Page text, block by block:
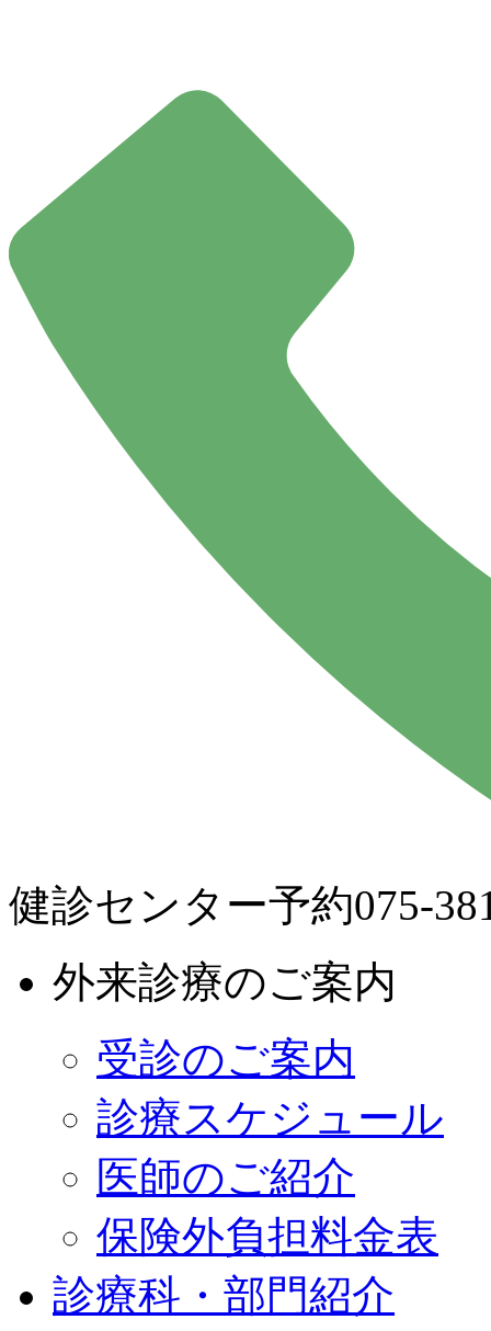
健診センター予約075-
外来診療のご案内
受診のご案内
診療スケジュール
医師のご紹介
保険外負担料金表
診療科・部門紹介